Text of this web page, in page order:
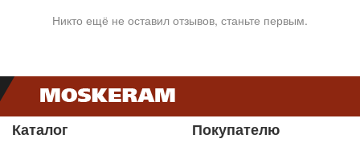
Никто ещё не оставил отзывов, станьте первым.
Каталог Покупателю